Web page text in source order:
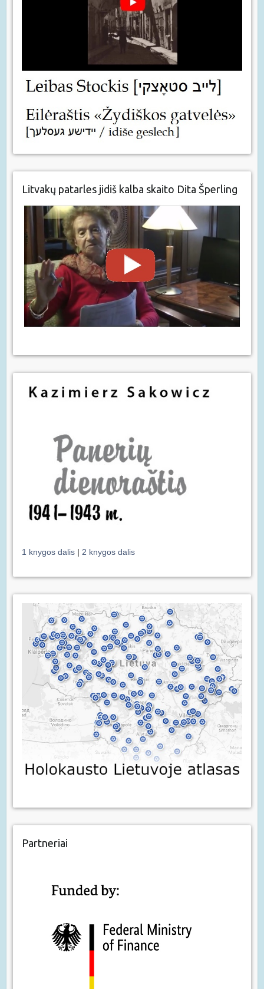
Litvakų patarles jidiš kalba skaito Dita Šperling
1 knygos dalis | 2 knygos dalis
Partneriai